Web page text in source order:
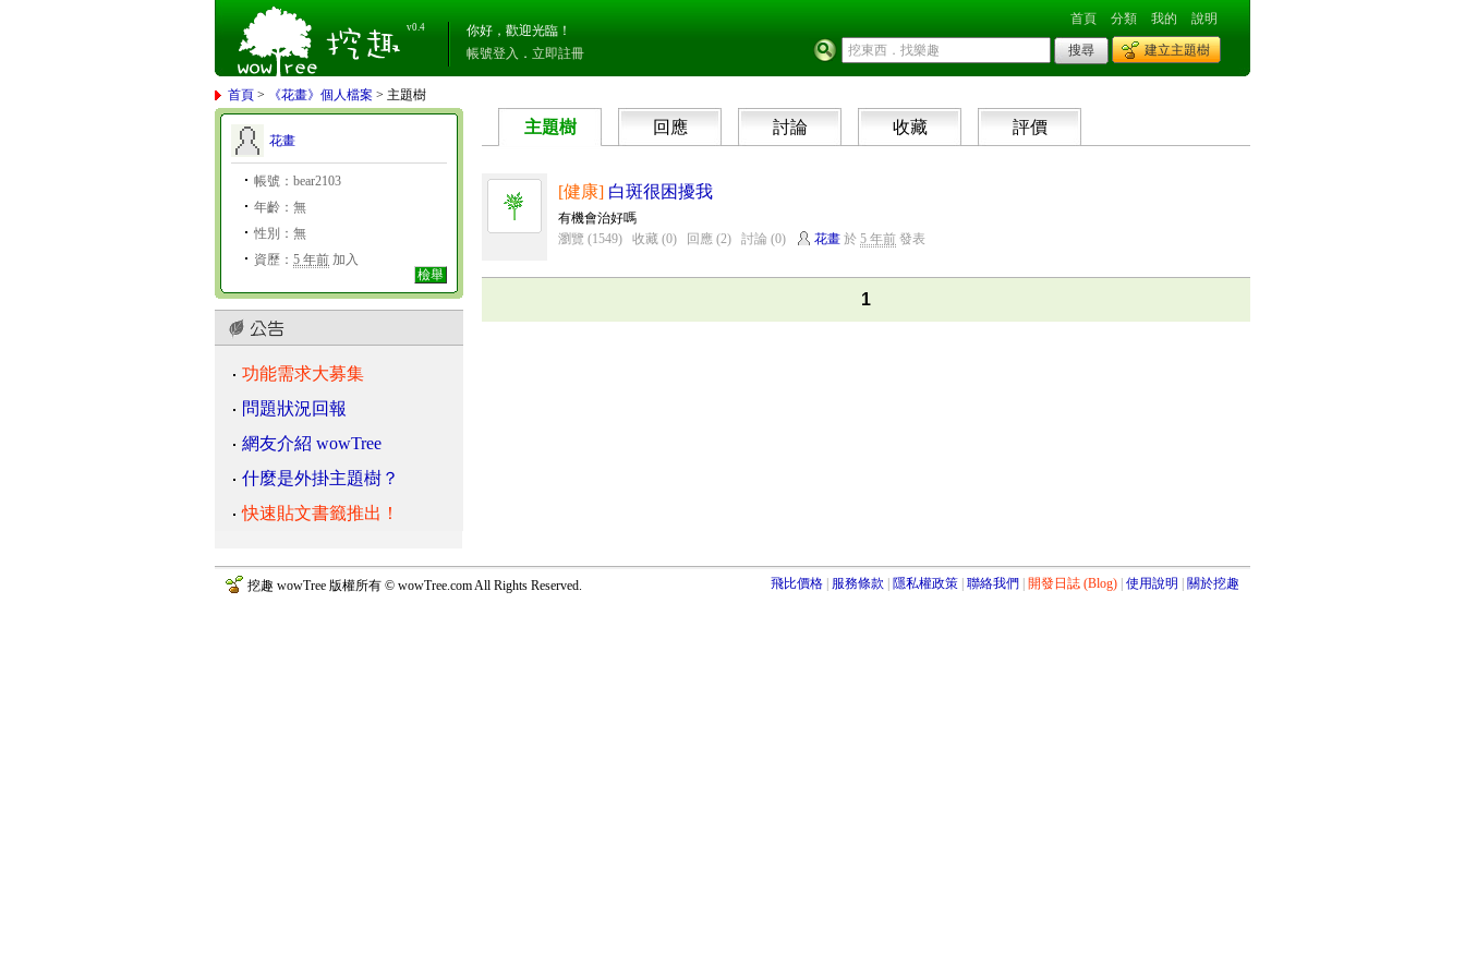
v0.4
你好，歡迎光臨！
帳號登入 ． 立即註冊
首頁 分類 我的 說明
建立主題樹
首頁 > 《花畫》個人檔案 > 主題樹
花畫
帳號：bear2103
年齡：無
性別：無
資歷： 5 年前 加入
檢舉
功能需求大募集
問題狀況回報
網友介紹 wowTree
什麼是外掛主題樹？
快速貼文書籤推出！
主題樹 回應 討論 收藏 評價
[健康] 白斑很困擾我
有機會治好嗎
瀏覽 (1549)
收藏 (0) 回應 (2) 討論 (0) 花畫 於5 年前 發表
1
挖趣 wowTree 版權所有 © wowTree.com All Rights Reserved. 飛比價格 服務條款 隱私權政策 聯絡我們 開發日誌 (Blog) 使用說明 關於挖趣